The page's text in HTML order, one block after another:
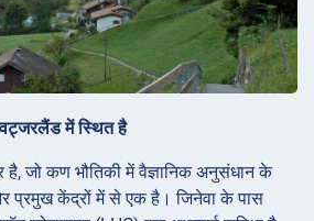
में स्थित है
जो कण भौतिकी में वैज्ञानिक अनुसंधान के
प्रमुख केंद्रों में से एक है। जिनेवा के पास